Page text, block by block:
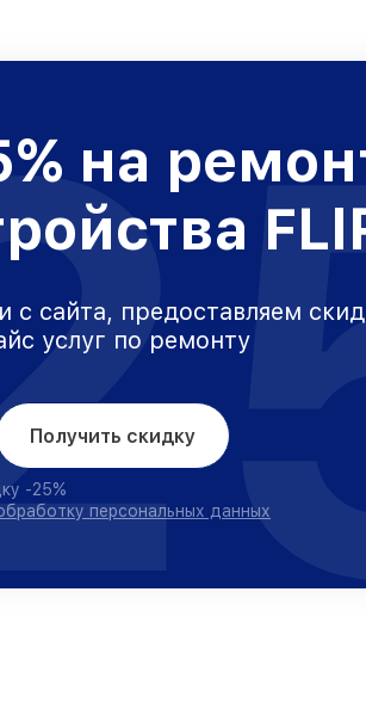
на
с сайта, предоставляем
услуг по ремонту
Получить скидку
-25%
персональных данных